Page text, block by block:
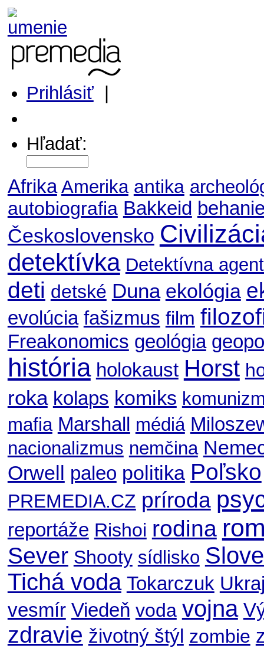
Prihlásiť|
Hľadať:
Afrika Amerika antika
autobiografia Bakkeid
Československo
detektívka Detektívna
deti detské Duna ekológia
evolúcia fašizmus film
Freakonomics geológia
história holokaust Horst
roka kolaps komiks
mafia Marshall médiá
nacionalizmus nemčina
Orwell paleo politika Poľsko
PREMEDIA.CZ príroda
reportáže Rishoi rodina
Sever Shooty sídlisko
Tichá voda Tokarczuk
vesmír Viedeň voda vojna
zdravie životný štýl zombie